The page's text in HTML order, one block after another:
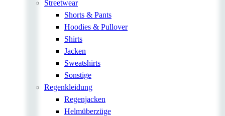
Streetwear
Shorts & Pants
Hoodies & Pullover
Shirts
Jacken
Sweatshirts
Sonstige
Regenkleidung
Regenjacken
Helmüberzüge